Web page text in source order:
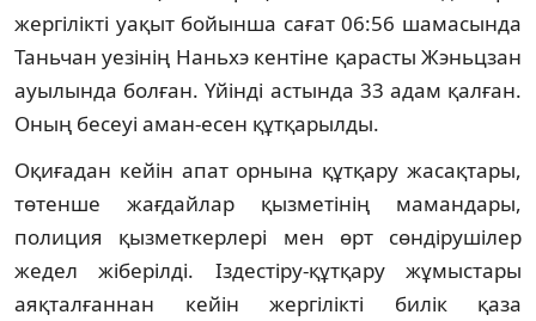
жергілікті уақыт бойынша сағат 06:56 шамасында
Таньчан уезінің Наньхэ кентіне қарасты Жэньцзан
ауылында болған. Үйінді астында 33 адам қалған.
Оның бесеуі аман-есен құтқарылды.
Оқиғадан кейін апат орнына құтқару жасақтары,
төтенше жағдайлар қызметінің мамандары,
полиция қызметкерлері мен өрт сөндірушілер
жедел жіберілді. Іздестіру-құтқару жұмыстары
аяқталғаннан кейін жергілікті билік қаза